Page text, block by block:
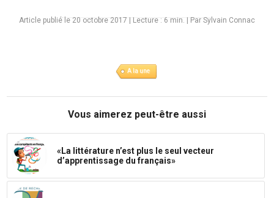
Article publié le 20 octobre 2017|Lecture : 6 min. | Par Sylvain Connac
A la une
Vous aimerez peut-être aussi
«La littérature n’est plus le seul vecteur
d’apprentissage du français»